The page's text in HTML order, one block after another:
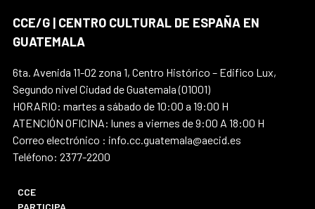
CCE/G | CENTRO CULTURAL DE ESPAÑA EN
GUATEMALA
6ta. Avenida 11-02 zona 1, Centro Histórico – Edifico Lux,
Segundo nivel Ciudad de Guatemala (01001)
HORARIO: martes a sábado de 10:00 a 19:00 H
ATENCIÓN OFICINA: lunes a viernes de 9:00 A 18:00 H
Correo electrónico : info.cc.guatemala@aecid.es
Teléfono: 2377-2200
CCE